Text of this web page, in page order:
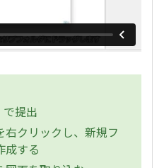
提出
クリックし、新規フ
成する